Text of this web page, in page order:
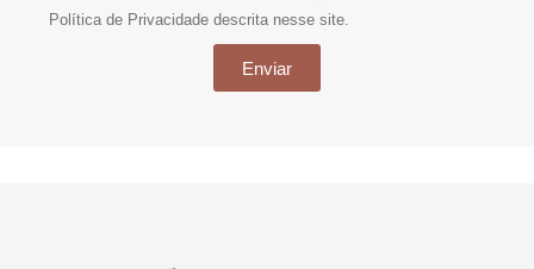
Política de Privacidade descrita nesse site.
Enviar